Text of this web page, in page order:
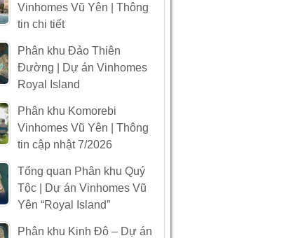
Vinhomes Vũ Yên | Thông
tin chi tiết
Phân khu Đảo Thiên
Đường | Dự án Vinhomes
Royal Island
Phân khu Komorebi
Vinhomes Vũ Yên | Thông
tin cập nhật 7/2026
Tổng quan Phân khu Quý
Tộc | Dự án Vinhomes Vũ
Yên “Royal Island”
Phân khu Kinh Đô – Dự án